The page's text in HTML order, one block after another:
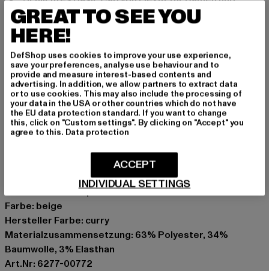
Herren
sechsflächiges Design für optimalen Tragekomfort
gestickte Ösen sorgen für verbesserte
Atmungsaktivität
Feuchtigkeit absorbierendes Schweißband
elastisches Stretchband bietet eine optimale
Passform
elastisches Stretchband sorgt für eine optimale
Passform
Kat.: Flexfitted Caps
Farbe: beige
Hersteller Farbe: curry
Materialzusammensetzung: 63% Polyester, 34%
Baumwolle, 3% Elasthan
Art.Nr: 6277-00772
GREAT TO SEE YOU
HERE!
DefShop uses cookies to improve your use experience,
save your preferences, analyse use behaviour and to
provide and measure interest-based contents and
advertising. In addition, we allow partners to extract data
or to use cookies. This may also include the processing of
your data in the USA or other countries which do not have
the EU data protection standard. If you want to change
this, click on "Custom settings". By clicking on "Accept" you
agree to this. Data protection
INDIVIDUAL SETTINGS
ACCEPT